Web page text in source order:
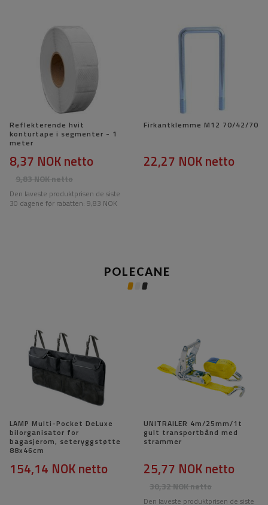
Reflekterende hvit
konturtape i segmenter - 1
meter
9,83 NOKnetto
8,37 NOKnetto
Den laveste produktprisen de siste
30 dagene før rabatten: 9,83 NOK
Firkantklemme M12 70/42/70
22,27 NOKnetto
POLECANE
LAMP Multi-Pocket DeLuxe
bilorganisator for
bagasjerom, seteryggstøtte
88x46cm
154,14 NOKnetto
UNITRAILER 4m/25mm/1t
gult transportbånd med
strammer
30,32 NOKnetto
25,77 NOKnetto
Den laveste produktprisen de siste